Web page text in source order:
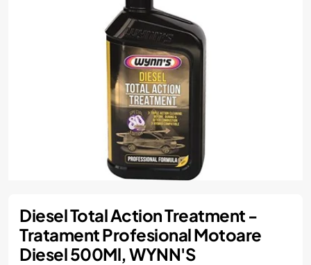
Diesel Total Action Treatment -
Tratament Profesional Motoare
Diesel 500Ml, WYNN'S